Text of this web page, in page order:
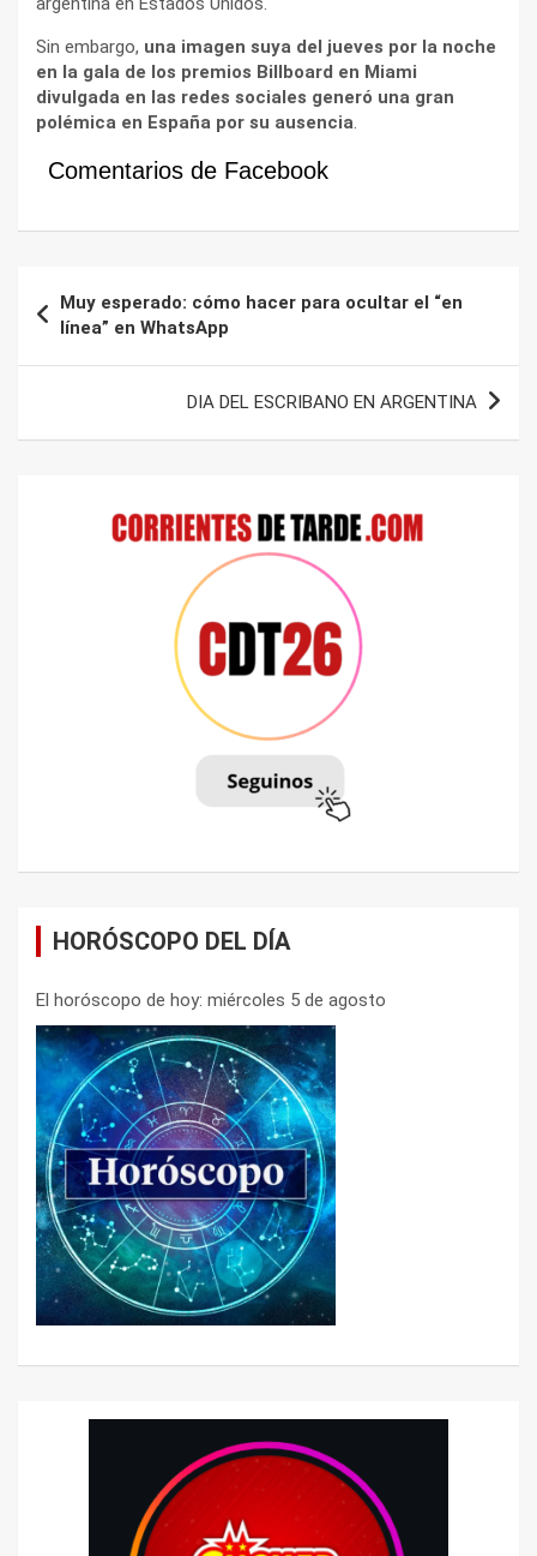
Sin embargo, una imagen suya del jueves por la noche
en la gala de los premios Billboard en Miami
divulgada en las redes sociales generó una gran
polémica en España por su ausencia.
Comentarios de Facebook
de
entradas
Muy esperado: cómo hacer para ocultar el “en
línea” en WhatsApp
DIA DEL ESCRIBANO EN ARGENTINA
HORÓSCOPO DEL DÍA
El horóscopo de hoy: miércoles 5 de agosto